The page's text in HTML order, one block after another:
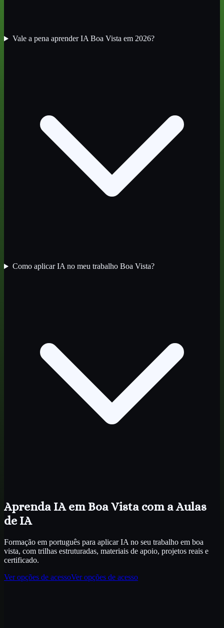
Vale a pena aprender IA Boa Vista em 2026?
Como aplicar IA no meu trabalho Boa Vista?
Aprenda IAem Boa Vista com a Aulas
de IA
Formação em português para aplicar IA no seu trabalho em boa
vista, com trilhas estruturadas, materiais de apoio, projetos reais e
certificado.
Ver opções de acessoVer opções de acesso